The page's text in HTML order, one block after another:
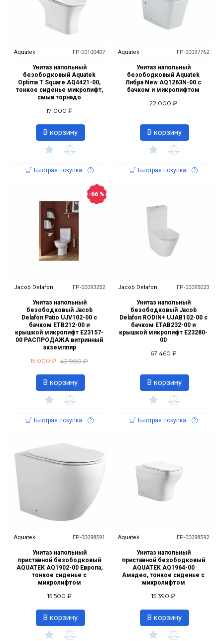
Aquatek ГР-00100407
Унитаз напольный
безободковый Aquatek
Optima T Square AQ4421-00,
тонкое сиденье микролифт,
смыв торнадо
17 000 ₽
В корзину
Быстрая покупка
Aquatek ГР-00097762
Унитаз напольный
безободковый Aquatek
Либра New AQ1263N-00 с
бачком и микролифтом
22 000 ₽
В корзину
Быстрая покупка
-66 %
Jacob Delafon ГР-00093252
Унитаз напольный
безободковый Jacob
Delafon Patio UJV102-00 с
бачком ETB212-00 и
крышкой микролифт E23157-
00 РАСПРОДАЖА витринный
экземпляр
15 000 ₽ 43 960 ₽
В корзину
Быстрая покупка
Jacob Delafon ГР-00095023
Унитаз напольный
безободковый Jacob
Delafon RODIN+ UJAB102-00 с
бачком ETAB232-00 и
крышкой микролифт E23280-
00
67 460 ₽
В корзину
Быстрая покупка
Aquatek ГР-00098591
Унитаз напольный
приставной безободковый
AQUATEK AQ1902-00 Европа,
тонкое сиденье с
микролифтом
15 500 ₽
В корзину
Aquatek ГР-00098592
Унитаз напольный
приставной безободковый
AQUATEK AQ1964-00
Амадео, тонкое сиденье с
микролифтом
15 390 ₽
В корзину